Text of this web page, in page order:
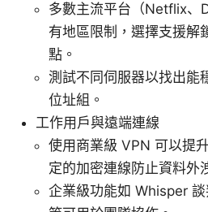
多數主流平台（Netflix、
有地區限制，選擇支援解
點。
測試不同伺服器以找出能
位址組。
工作用戶與遠端連線
使用商業級 VPN 可以提
定的加密連線防止資料外
企業級功能如 Whisper